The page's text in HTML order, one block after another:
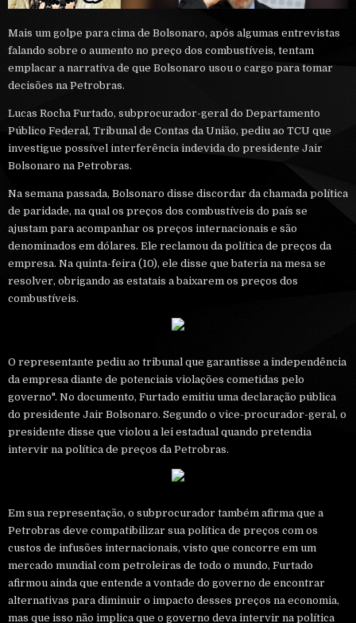
Mais um golpe para cima de Bolsonaro, após algumas entrevistas
falando sobre o aumento no preço dos combustíveis, tentam
emplacar a narrativa de que Bolsonaro usou o cargo para tomar
decisões na Petrobras.
Lucas Rocha Furtado, subprocurador-geral do Departamento
Público Federal, Tribunal de Contas da União, pediu ao TCU que
investigue possível interferência indevida do presidente Jair
Bolsonaro na Petrobras.
Na semana passada, Bolsonaro disse discordar da chamada política
de paridade, na qual os preços dos combustíveis do país se
ajustam para acompanhar os preços internacionais e são
denominados em dólares. Ele reclamou da política de preços da
empresa. Na quinta-feira (10), ele disse que bateria na mesa se
resolver, obrigando as estatais a baixarem os preços dos
combustíveis.
O representante pediu ao tribunal que garantisse a independência
da empresa diante de potenciais violações cometidas pelo
governo". No documento, Furtado emitiu uma declaração pública
do presidente Jair Bolsonaro. Segundo o vice-procurador-geral, o
presidente disse que violou a lei estadual quando pretendia
intervir na política de preços da Petrobras.
Em sua representação, o subprocurador também afirma que a
Petrobras deve compatibilizar sua política de preços com os
custos de infusões internacionais, visto que concorre em um
mercado mundial com petroleiras de todo o mundo, Furtado
afirmou ainda que entende a vontade do governo de encontrar
alternativas para diminuir o impacto desses preços na economia,
mas que isso não implica que o governo deva intervir na política